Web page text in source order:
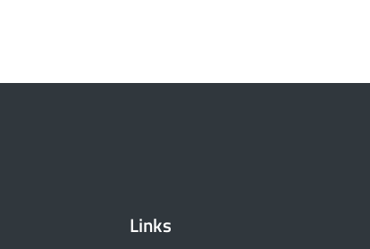
Links